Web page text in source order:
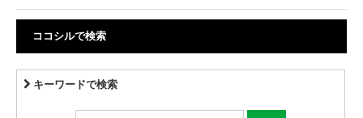
ココシルで検索
キーワードで検索